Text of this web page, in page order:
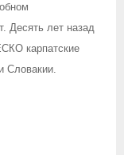
Десять лет назад
карпатские
Словакии.